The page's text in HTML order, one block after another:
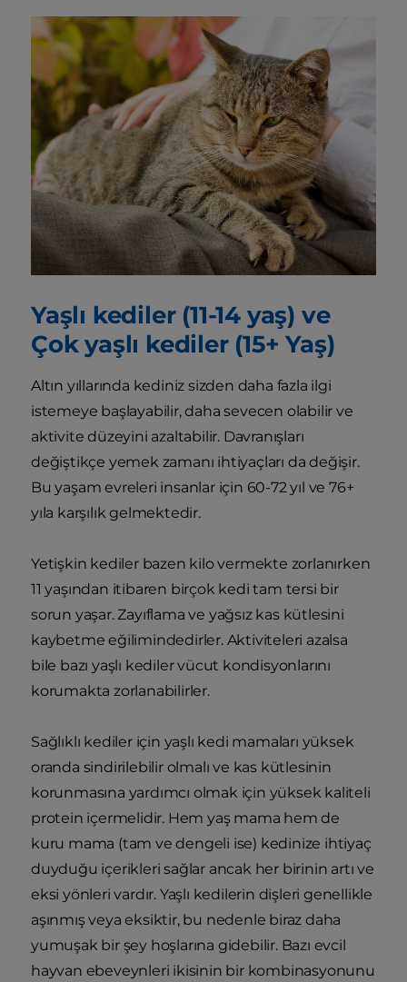
Yaşlı kediler (11-14 yaş) ve
Çok yaşlı kediler (15+ Yaş)
Altın yıllarında kediniz sizden daha fazla ilgi
istemeye başlayabilir, daha sevecen olabilir ve
aktivite düzeyini azaltabilir. Davranışları
değiştikçe yemek zamanı ihtiyaçları da değişir.
Bu yaşam evreleri insanlar için 60-72 yıl ve 76+
yıla karşılık gelmektedir.
Yetişkin kediler bazen kilo vermekte zorlanırken
11 yaşından itibaren birçok kedi tam tersi bir
sorun yaşar. Zayıflama ve yağsız kas kütlesini
kaybetme eğilimindedirler. Aktiviteleri azalsa
bile bazı yaşlı kediler vücut kondisyonlarını
korumakta zorlanabilirler.
Sağlıklı kediler için yaşlı kedi mamaları yüksek
oranda sindirilebilir olmalı ve kas kütlesinin
korunmasına yardımcı olmak için yüksek kaliteli
protein içermelidir. Hem yaş mama hem de
kuru mama (tam ve dengeli ise) kedinize ihtiyaç
duyduğu içerikleri sağlar ancak her birinin artı ve
eksi yönleri vardır. Yaşlı kedilerin dişleri genellikle
aşınmış veya eksiktir, bu nedenle biraz daha
yumuşak bir şey hoşlarına gidebilir. Bazı evcil
hayvan ebeveynleri ikisinin bir kombinasyonunu